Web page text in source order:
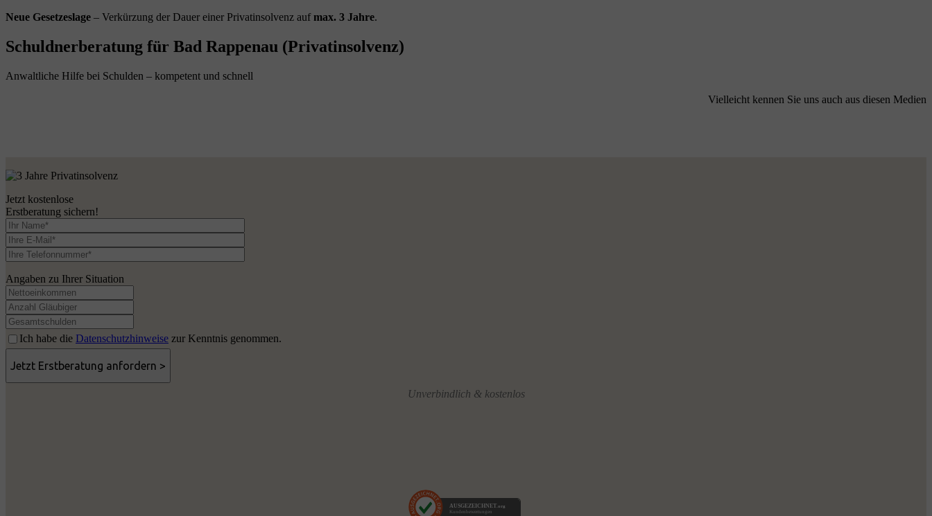
Neue Gesetzeslage – Verkürzung der Dauer einer Privatinsolvenz aufmax. 3 Jahre.
Schuldnerberatung für Bad Rappenau (Privatinsolvenz)
Anwaltliche Hilfe bei Schulden – kompetent und schnell
Vielleicht kennen Sie uns auch aus diesen Medien
Jetzt kostenlose
Erstberatung sichern!
Angaben zu Ihrer Situation
Ich habe die Datenschutzhinweise zur Kenntnis genommen.
Unverbindlich & kostenlos
AUSGEZEICHNET .org
Kundenbewertungen